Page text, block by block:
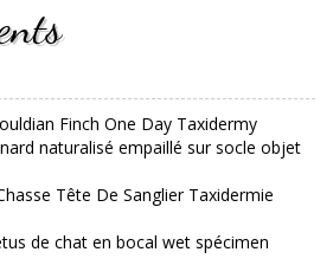
Finch One Day Taxidermy
naturalisé empaillé sur socle objet
Tête De Sanglier Taxidermie
de chat en bocal wet spécimen